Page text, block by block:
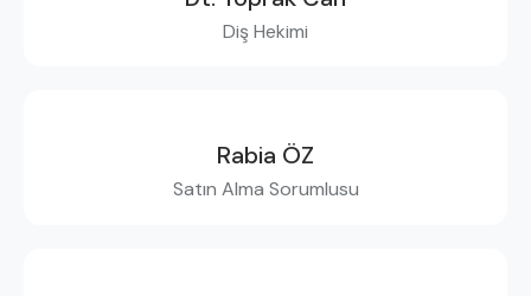
Diş Hekimi
Rabia ÖZ
Satın Alma Sorumlusu